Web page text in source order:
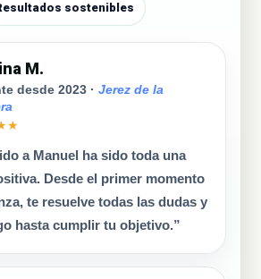
sostenibles
M.
desde 2023 · Jerez de la
a Manuel ha sido toda una
Desde el primer momento
te resuelve todas las dudas y
hasta cumplir tu objetivo.”